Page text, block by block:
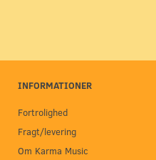
INFORMATIONER
Fortrolighed
Fragt/levering
Om Karma Music